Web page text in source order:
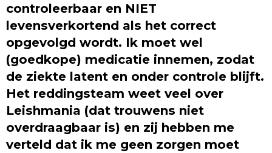
controleerbaar en NIET
levensverkortend als het correct
opgevolgd wordt. Ik moet wel
(goedkope) medicatie innemen, zodat
de ziekte latent en onder controle blijft.
Het reddingsteam weet veel over
Leishmania (dat trouwens niet
overdraagbaar is) en zij hebben me
verteld dat ik me geen zorgen moet